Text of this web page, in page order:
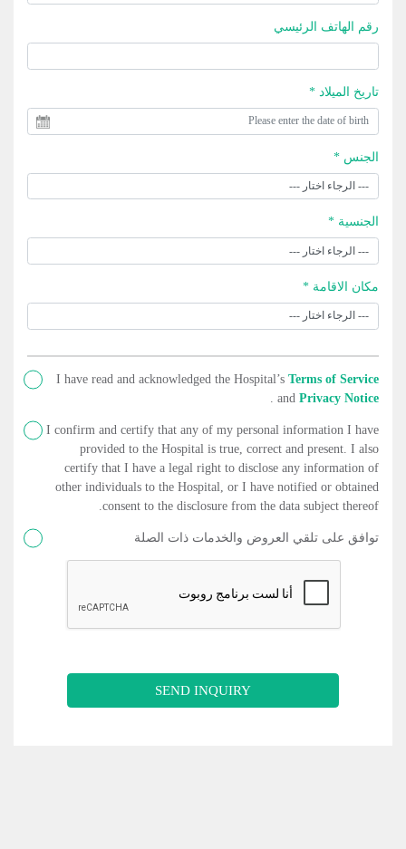
رقم الهاتف الرئيسي
تاريخ الميلاد *
الجنس *
الجنسية *
مكان الاقامة *
I have read and acknowledged the Hospital’s Terms of Service
and Privacy Notice
I confirm and certify that any of my personal information I have
provided to the Hospital is true, correct and present. I also
certify that I have a legal right to disclose any information of
other individuals to the Hospital, or I have notified or obtained
consent to the disclosure from the data subject thereof.
توافق على تلقي العروض والخدمات ذات الصلة
SEND INQUIRY